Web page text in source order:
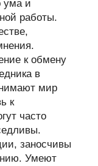
ума и
работы.
к обмену
в
мир
к
часто
заносчивы
Умеют